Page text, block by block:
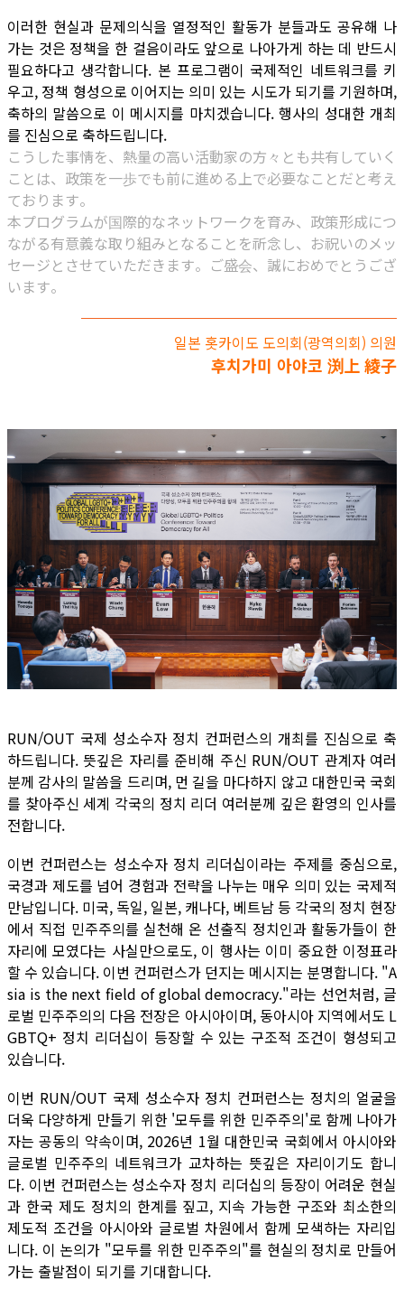
이러한 현실과 문제의식을 열정적인 활동가 분들과도 공유해 나
가는 것은 정책을 한 걸음이라도 앞으로 나아가게 하는 데 반드시
필요하다고 생각합니다. 본 프로그램이 국제적인 네트워크를 키
우고, 정책 형성으로 이어지는 의미 있는 시도가 되기를 기원하며,
축하의 말씀으로 이 메시지를 마치겠습니다. 행사의 성대한 개최
를 진심으로 축하드립니다.
こうした事情を、熱量の高い活動家の方々とも共有していく
ことは、政策を一歩でも前に進める上で必要なことだと考え
ております。
本プログラムが国際的なネットワークを育み、政策形成につ
ながる有意義な取り組みとなることを祈念し、お祝いのメッ
セージとさせていただきます。ご盛会、誠におめでとうござ
います。
일본 홋카이도 도의회(광역의회) 의원
후치가미 아야코 渕上 綾子
RUN/OUT 국제 성소수자 정치 컨퍼런스의 개최를 진심으로 축
하드립니다. 뜻깊은 자리를 준비해 주신 RUN/OUT 관계자 여러
분께 감사의 말씀을 드리며, 먼 길을 마다하지 않고 대한민국 국회
를 찾아주신 세계 각국의 정치 리더 여러분께 깊은 환영의 인사를
전합니다.
이번 컨퍼런스는 성소수자 정치 리더십이라는 주제를 중심으로,
국경과 제도를 넘어 경험과 전략을 나누는 매우 의미 있는 국제적
만남입니다. 미국, 독일, 일본, 캐나다, 베트남 등 각국의 정치 현장
에서 직접 민주주의를 실천해 온 선출직 정치인과 활동가들이 한
자리에 모였다는 사실만으로도, 이 행사는 이미 중요한 이정표라
할 수 있습니다. 이번 컨퍼런스가 던지는 메시지는 분명합니다. "A
sia is the next field of global democracy."라는 선언처럼, 글
로벌 민주주의의 다음 전장은 아시아이며, 동아시아 지역에서도 L
GBTQ+ 정치 리더십이 등장할 수 있는 구조적 조건이 형성되고
있습니다.
이번 RUN/OUT 국제 성소수자 정치 컨퍼런스는 정치의 얼굴을
더욱 다양하게 만들기 위한 '모두를 위한 민주주의'로 함께 나아가
자는 공동의 약속이며, 2026년 1월 대한민국 국회에서 아시아와
글로벌 민주주의 네트워크가 교차하는 뜻깊은 자리이기도 합니
다. 이번 컨퍼런스는 성소수자 정치 리더십의 등장이 어려운 현실
과 한국 제도 정치의 한계를 짚고, 지속 가능한 구조와 최소한의
제도적 조건을 아시아와 글로벌 차원에서 함께 모색하는 자리입
니다. 이 논의가 "모두를 위한 민주주의"를 현실의 정치로 만들어
가는 출발점이 되기를 기대합니다.